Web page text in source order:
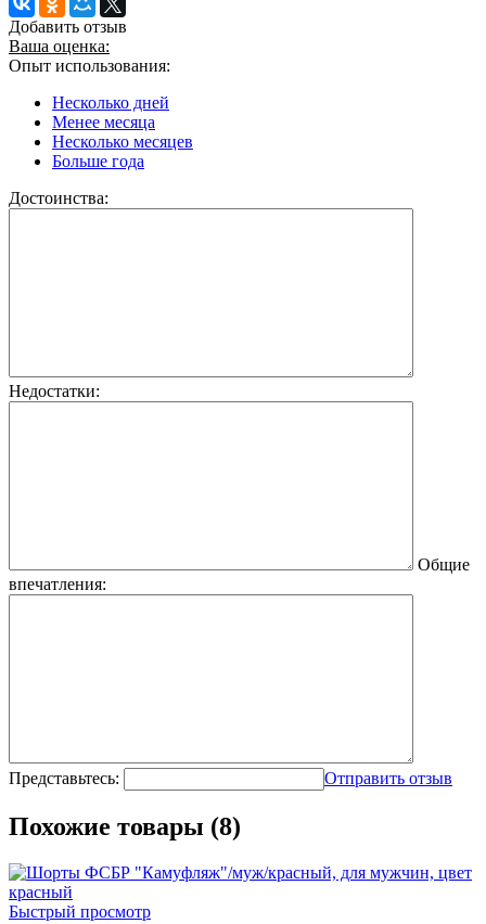
Добавить отзыв
Ваша оценка:
Опыт использования:
Несколько дней
Менее месяца
Несколько месяцев
Больше года
Достоинства:
Недостатки:
Общие
впечатления:
Представьтесь: Отправить отзыв
Похожие товары (8)
Быстрый просмотр